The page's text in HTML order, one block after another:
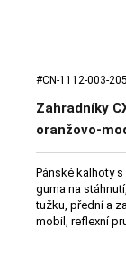
#CN-1112-003-205
Zahradníky
oranžovo-
Pánské kalhoty
guma na
tužku, přední a
mobil, reflexní